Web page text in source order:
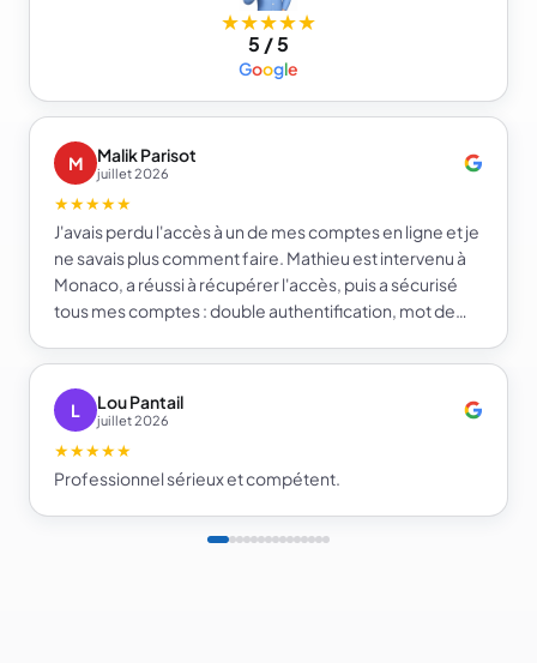
★★★★★
5 / 5
Google
M Malik Parisot
juillet 2026
★★★★★
J'avais perdu l'accès à un de mes comptes en ligne et je
ne savais plus comment faire. Mathieu est intervenu à
Monaco, a réussi à récupérer l'accès, puis a sécurisé
tous mes comptes : double authentification, mot de
beaucoup plus serein sur la sécurité de mes comptes.
Je recommande e-infomat.
L
Lou Pantail
juillet 2026
★★★★★
Professionnel sérieux et compétent.